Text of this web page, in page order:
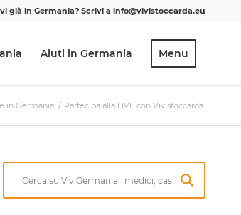
già in Germania? Scrivi a info@vivistoccarda.eu
Aiuti in Germania Menu
in Germania / Partecipa alla LIVE con Vivistoccarda